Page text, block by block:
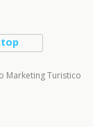
Marketing Turistico